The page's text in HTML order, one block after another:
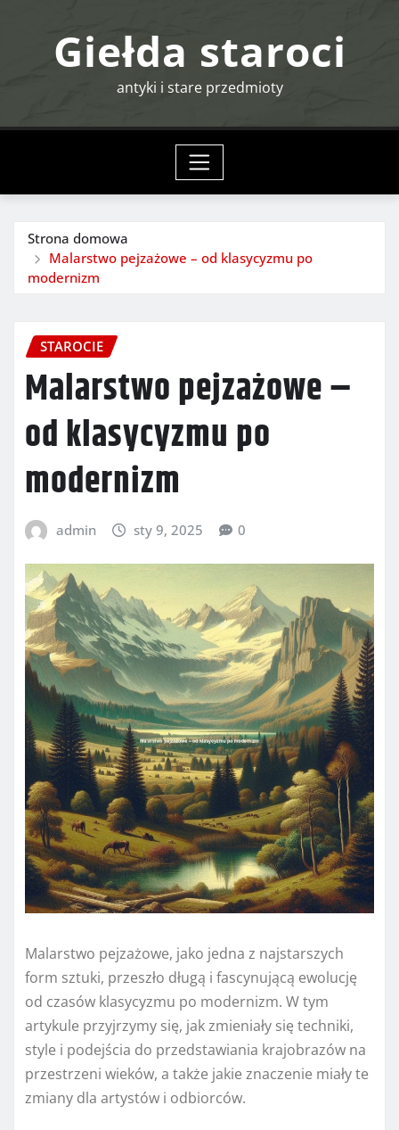
Giełda staroci
antyki i stare przedmioty
Strona domowa
Malarstwo pejzażowe – od klasycyzmu po
modernizm
STAROCIE
Malarstwo pejzażowe –
od klasycyzmu po
modernizm
admin sty 9, 2025 0
Malarstwo pejzażowe, jako jedna z najstarszych
form sztuki, przeszło długą i fascynującą ewolucję
od czasów klasycyzmu po modernizm. W tym
artykule przyjrzymy się, jak zmieniały się techniki,
style i podejścia do przedstawiania krajobrazów na
przestrzeni wieków, a także jakie znaczenie miały te
zmiany dla artystów i odbiorców.